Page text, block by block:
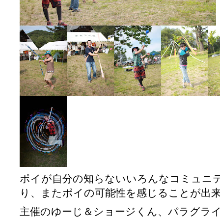
ポイが自分の知らないいろんなコミュニ
り、またポイの可能性を感じることが出
主催のゆーじ＆ショージくん、パラグラ